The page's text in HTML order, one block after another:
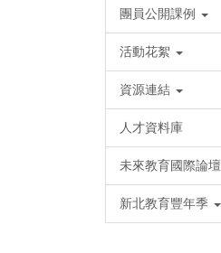
團員公開課例
活動花絮
資源連結
人才資料庫
未來教育國際論壇
新北教育豐年季